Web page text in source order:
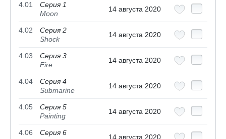
4.01
Серия 1
Moon
14 августа 2020
4.02
Серия 2
Shock
14 августа 2020
4.03
Серия 3
Fire
14 августа 2020
4.04
Серия 4
Submarine
14 августа 2020
4.05
Серия 5
Painting
14 августа 2020
4.06
Серия 6
14 августа 2020